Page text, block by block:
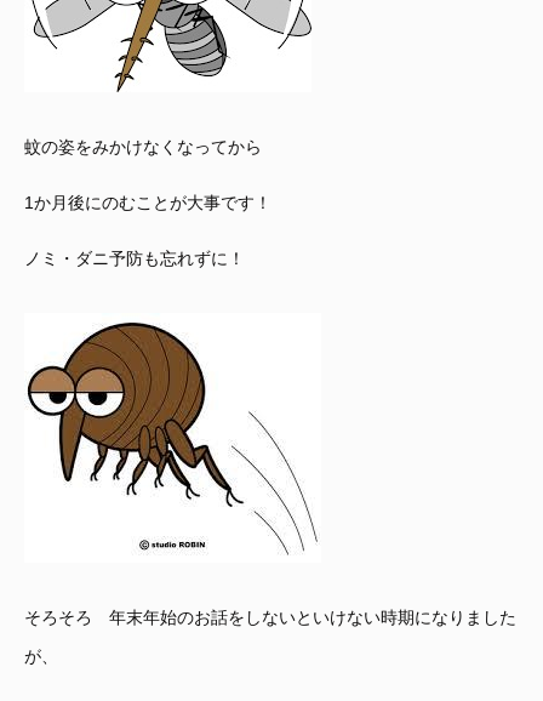
蚊の姿をみかけなくなってから
1か月後にのむことが大事です！
ノミ・ダニ予防も忘れずに！
そろそろ 年末年始のお話をしないといけない時期になりました
が、